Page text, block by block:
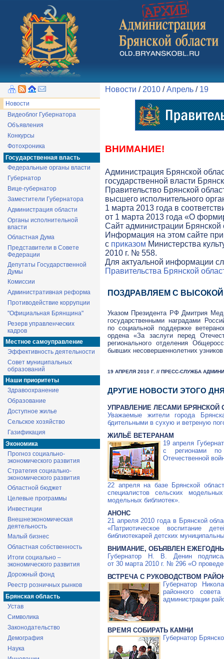
Новости
Видеоблог Губернатора
Объявления
Конкурсы
Фотохроника
Государственная власть
Федеральные органы власти
Губернатор
Вице-губернатор
Заместители Губернатора
Администрация области
Органы исполнительной
власти
Областная Дума
Представители в Совете
Федерации
Депутаты Государственной
Думы
Комиссии
Административная реформа
Противодействие коррупции
"Официальная Брянщина"
Резерв управленческих
кадров
Местное самоуправление
Эффективность деятельности
Совет муниципальных
образований
Наши приоритеты
Здравоохранение
Образование
Доступное жилье
Сельское хозяйство
Газификация
Экономика
Прогноз социально-
экономического развития
Стратегия социально-
экономического развития
Областной бюджет
Целевые программы
Инвестиции
Внешнеэкономическая
деятельность
Малый бизнес
Областная собственность
Итоги социально –
экономического развития
Дорожный фонд
Реестр розничных рынков
Брянская область
Устав
Символика
Законодательство
Демография
Наука
Новости / 2010 /Апрель / 19
ВНИМАНИЕ!
Администрация Брянской
государственной власти
Правительство Брянской
высшего исполнительного
1 марта 2013 года в
от 1 марта 2013 года «О
Cайт администрации Брянской
Информация на этом сайте
с приказом Министерства
2010 г. № 558.
Для актуальной информации
Правительства Брянской
ПОЗДРАВЛЯЕМ С
Указом Президента РФ Дмитрия
государственными наградами
по социальной поддержке
ордена «За заслуги перед
регионального отделения
бывших несовершеннолетних
19 АПРЕЛЯ 2010 Г. // ПРЕСС-СЛУЖБА
ДРУГИЕ НОВОСТИ ЭТОГО
УПРАВЛЕНИЕ ЛЕСАМИ
Уважаемые жители города
бдительными в сухую и ветреную
ЖИЛЬЁ ВЕТЕРАНАМ
19 апреля
с регионами по
Отечественной
22 апреля на базе Брянской
специалистов сельских
модельных библиотек».
АНОНС
21 апреля 2010 года в Брянской
«Патриотическое воспитание
библиотекарей детских
ВНИМАНИЕ, ОБЪЯВЛЕН
Губернатор Н. В. Денин
от 30 марта 2010 г. № 296 «О
ВСТРЕЧА С РУКОВОДСТВОМ
Губернатор
районного
администрации
ВРЕМЯ СОБИРАТЬ КАМНИ
Губернатор